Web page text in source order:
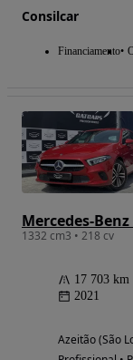
Consilcar
Financiamento
1332 cm3 • 218 cv
17 703 km
2021
Azeitão (São